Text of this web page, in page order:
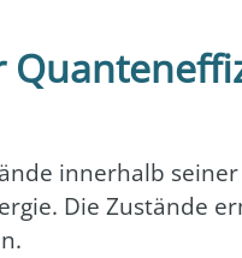
inner­halb
Die Zustän­de